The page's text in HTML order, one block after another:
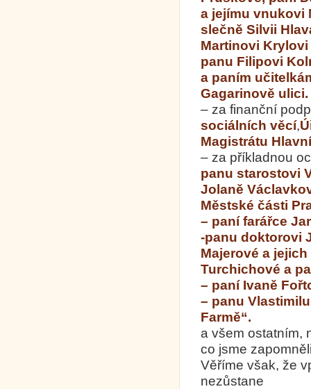
a jejímu vnukovi
slečně Silvii
Martinovi
panu Filipovi
a paním
Gagarinově ulici.
– za finanční
sociálních věcí,
Magistrátu
– za příkladnou
panu starostovi
Jolaně
Městské části
– paní farářce
-panu doktorovi
Majerové a
Turchichové a
– paní Ivaně
– panu
Farmě“.
a všem ostatním,
co jsme
Věříme však, že
nezůstane